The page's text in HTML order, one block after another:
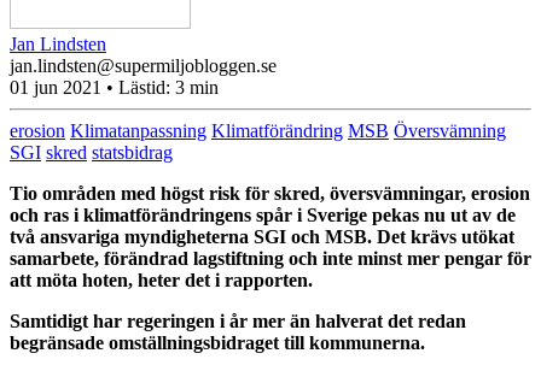
Jan Lindsten
jan.lindsten@supermiljobloggen.se
01 jun 2021 • Lästid: 3 min
erosion Klimatanpassning Klimatförändring MSB Översvämning
SGI skred statsbidrag
Tio områden med högst risk för skred, översvämningar, erosion
och ras i klimatförändringens spår i Sverige pekas nu ut av de
två ansvariga myndigheterna SGI och MSB. Det krävs utökat
samarbete, förändrad lagstiftning och inte minst mer pengar för
att möta hoten, heter det i rapporten.
Samtidigt har regeringen i år mer än halverat det redan
begränsade omställningsbidraget till kommunerna.